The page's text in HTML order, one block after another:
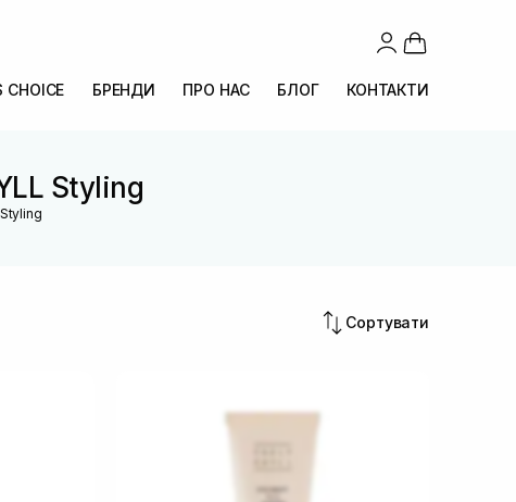
CHOICE БРЕНДИ ПРО НАС БЛОГ КОНТАКТИ
Styling
Styling
Сортувати